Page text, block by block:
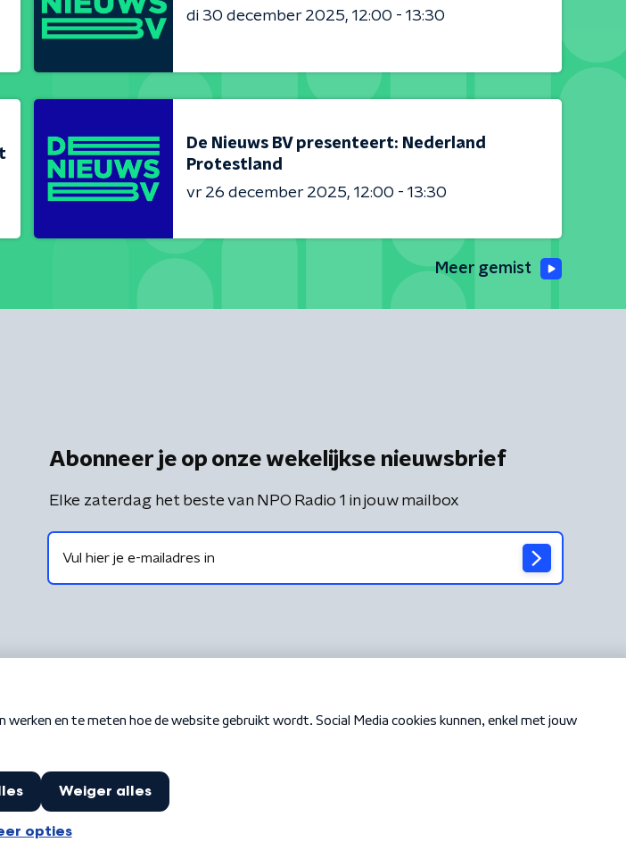
di 30 december 2025 12:00 - 13:30
De Nieuws BV presenteert: Nederland
Protestland
vr 26 december 2025 12:00 - 13:30
Meer gemist
Abonneer je op onze wekelijkse nieuwsbrief
Elke zaterdag het beste van NPO Radio 1 in jouw mailbox